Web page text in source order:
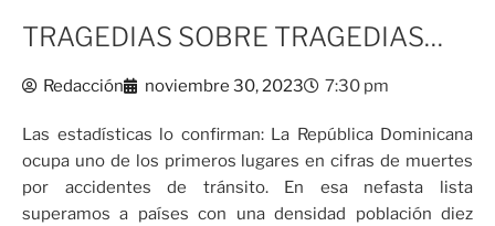
TRAGEDIAS SOBRE TRAGEDIAS…
Redacción noviembre 30, 2023 7:30 pm
Las estadísticas lo confirman: La República Dominicana
ocupa uno de los primeros lugares en cifras de muertes
por accidentes de tránsito. En esa nefasta lista
superamos a países con una densidad población diez